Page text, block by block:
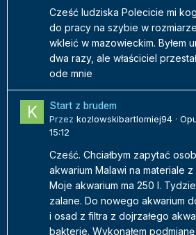
Cześć ludziska Polecicie mi
do pracy na szybie w
wkleić w mazowieckim. Byłem
dwa razy, ale właściciel
ode mnie
Start z brudem
Przez kozlowskibartlomiej94 ·
15:12
Cześć. Chciałbym zapytać
akwarium Malawi na materiale
Moje akwarium ma 250 l.
zalane. Do nowego akwarium
i osad z filtra z dojrzałego
bakterie. Wykonałem